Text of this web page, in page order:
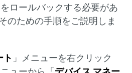
ロールバックする必要があ
のための手順をご説明しま
ト 」メニューを右クリック